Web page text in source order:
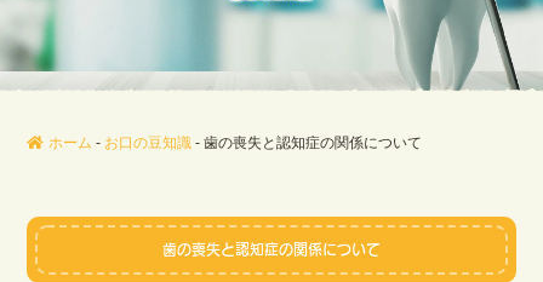
ホーム - お口の豆知識- 歯の喪失と認知症の関係について
歯の喪失と認知症の関係について